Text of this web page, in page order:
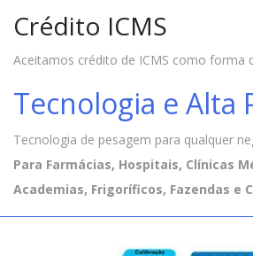
Crédito ICMS
Aceitamos crédito de ICMS como forma
Tecnologia e Alta
Tecnologia de pesagem para qualquer
Para Farmácias, Hospitais, Clínicas
Academias, Frigoríficos, Fazendas e